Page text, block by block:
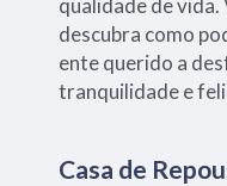
qualidade de vida.
descubra como
ente querido a
tranquilidade e
Casa de